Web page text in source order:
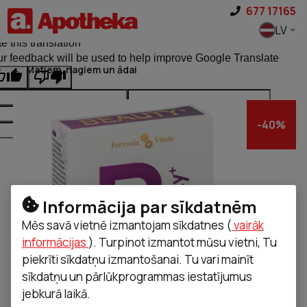
677 17165
LV
Matiem, nagiem un ādai
-40%
text
this translation
feedback will be used to help improve Google Translate
Informācija par sīkdatnēm
Mēs savā vietnē izmantojam sīkdatnes (vairāk
informācijas ). Turpinot izmantot mūsu vietni, Tu
piekrīti sīkdatņu izmantošanai. Tu vari mainīt
sīkdatņu un pārlūkprogrammas iestatījumus
jebkurā laikā.